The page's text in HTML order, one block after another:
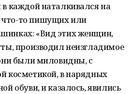
каждой наталкивался на
то пишущих или
«Вид этих женщин,
производил неизгладимое
были миловидны, с
косметикой, в нарядных
обуви, и казалось, явились